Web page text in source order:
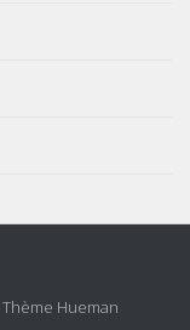
Thème Hueman